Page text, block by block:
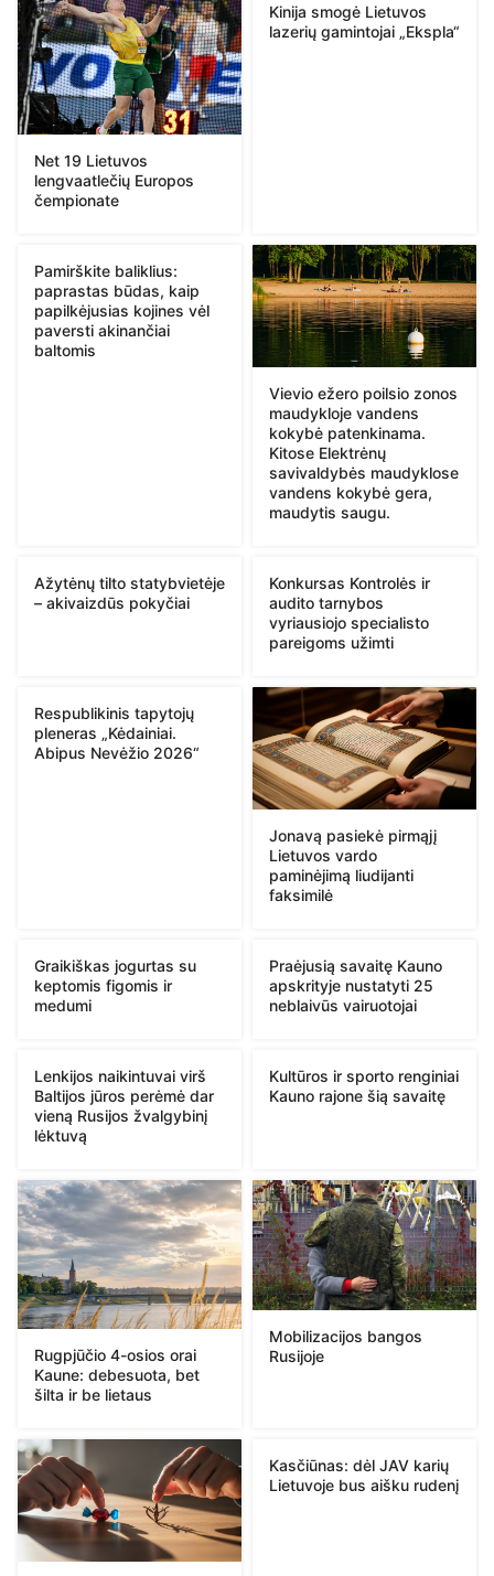
Net 19 Lietuvos
lengvaatlečių Europos
čempionate
Kinija smogė Lietuvos
lazerių gamintojai „Ekspla“
Pamirškite baliklius:
paprastas būdas, kaip
papilkėjusias kojines vėl
paversti akinančiai
baltomis
Vievio ežero poilsio zonos
maudykloje vandens
kokybė patenkinama.
Kitose Elektrėnų
savivaldybės maudyklose
vandens kokybė gera,
maudytis saugu.
Ažytėnų tilto statybvietėje
– akivaizdūs pokyčiai
Konkursas Kontrolės ir
audito tarnybos
vyriausiojo specialisto
pareigoms užimti
Respublikinis tapytojų
pleneras „Kėdainiai.
Abipus Nevėžio 2026“
Jonavą pasiekė pirmąjį
Lietuvos vardo
paminėjimą liudijanti
faksimilė
Graikiškas jogurtas su
keptomis figomis ir
medumi
Praėjusią savaitę Kauno
apskrityje nustatyti 25
neblaivūs vairuotojai
Lenkijos naikintuvai virš
Baltijos jūros perėmė dar
vieną Rusijos žvalgybinį
lėktuvą
Kultūros ir sporto renginiai
Kauno rajone šią savaitę
Rugpjūčio 4-osios orai
Kaune: debesuota, bet
šilta ir be lietaus
Mobilizacijos bangos
Rusijoje
Kasčiūnas: dėl JAV karių
Lietuvoje bus aišku rudenį